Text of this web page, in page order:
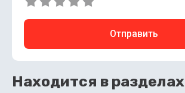
Отправить
Находится в разделах